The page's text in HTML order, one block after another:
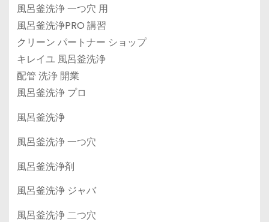
風呂釜洗浄 一つ穴 用
風呂釜洗浄PRO 講習
クリーン パートナー ショップ
キレイユ 風呂釜洗浄
配管 洗浄 開業
風呂釜洗浄 プロ
風呂釜洗浄
風呂釜洗浄 一つ穴
風呂釜洗浄剤
風呂釜洗浄 ジャバ
風呂釜洗浄 二つ穴